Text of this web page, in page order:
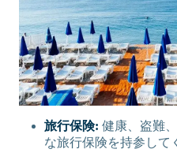
旅行保険: 健康、盗難
な旅行保険を持参して